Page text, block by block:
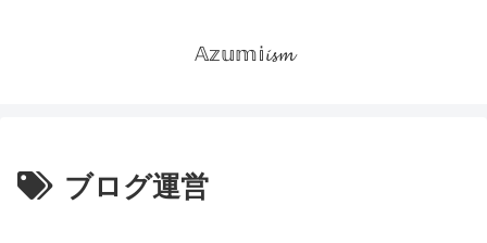
𝔸𝕫𝕦𝕞𝕚𝓲𝓼𝓶
ブログ運営